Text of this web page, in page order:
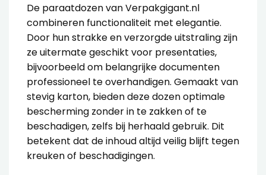
De paraatdozen van Verpakgigant.nl
combineren functionaliteit met elegantie.
Door hun strakke en verzorgde uitstraling zijn
ze uitermate geschikt voor presentaties,
bijvoorbeeld om belangrijke documenten
professioneel te overhandigen. Gemaakt van
stevig karton, bieden deze dozen optimale
bescherming zonder in te zakken of te
beschadigen, zelfs bij herhaald gebruik. Dit
betekent dat de inhoud altijd veilig blijft tegen
kreuken of beschadigingen.